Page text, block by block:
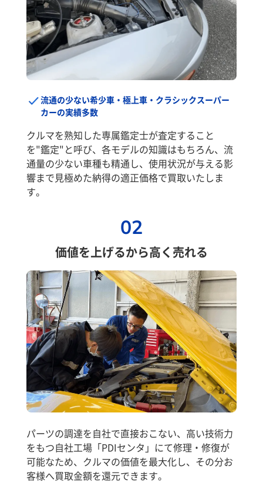
流通の少ない希少車・極上車・クラシックスーパー
カーの実績多数
クルマを熟知した専属鑑定士が査定すること
を"鑑定"と呼び、各モデルの知識はもちろん、流
通量の少ない車種も精通し、使用状況が与える影
響まで見極めた納得の適正価格で買取いたしま
す。
02
価値を上げるから高く売れる
パーツの調達を自社で直接おこない、高い技術力
をもつ自社工場「PDIセンタ」にて修理・修復が
可能なため、クルマの価値を最大化し、その分お
客様へ買取金額を還元できます。